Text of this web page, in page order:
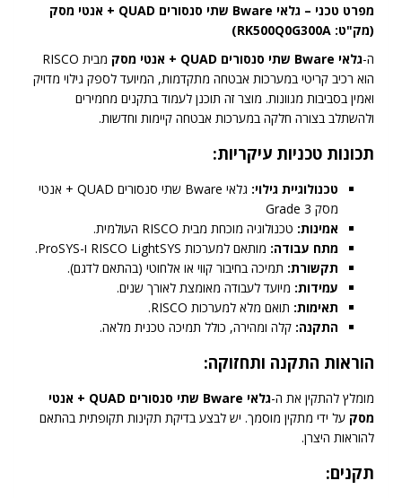
מפרט טכני – גלאי Bware שתי סנסורים QUAD + אנטי מסק
(מק"ט: RK500Q0G300A)
ה-גלאי Bware שתי סנסורים QUAD + אנטי מסק
מבית RISCO
הוא רכיב קריטי במערכות אבטחה מתקדמות, המיועד לספק גילוי מדויק
ואמין בסביבות מגוונות. מוצר זה תוכנן לעמוד בתקנים מחמירים
ולהשתלב בצורה חלקה במערכות אבטחה קיימות וחדשות.
תכונות טכניות עיקריות:
טכנולוגיית גילוי:
גלאי Bware שתי סנסורים QUAD + אנטי
מסק Grade 3
אמינות: טכנולוגיה מוכחת מבית RISCO העולמית.
מתח עבודה: מותאם למערכות RISCO LightSYS ו-ProSYS.
תקשורת: תמיכה בחיבור קווי או אלחוטי (בהתאם לדגם).
עמידות: מיועד לעבודה מאומצת לאורך שנים.
תאימות: תואם מלא למערכות RISCO.
התקנה: קלה ומהירה, כולל תמיכה טכנית מלאה.
הוראות התקנה ותחזוקה:
מומלץ להתקין את ה-
גלאי Bware שתי סנסורים QUAD + אנטי
מסק על ידי מתקין מוסמך. יש לבצע בדיקת תקינות תקופתית בהתאם
להוראות היצרן.
תקנים: